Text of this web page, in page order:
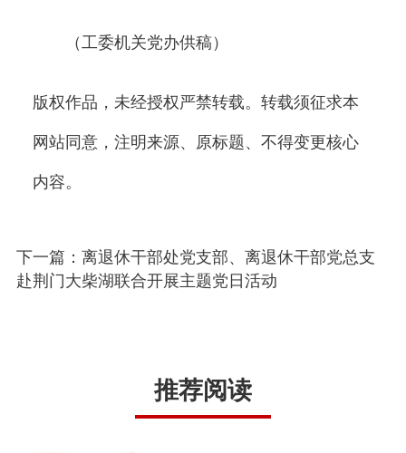
（工委机关党办供稿）
版权作品，未经授权严禁转载。转载须征求本
网站同意，注明来源、原标题、不得变更核心
内容。
下一篇：离退休干部处党支部、离退休干部党总支
赴荆门大柴湖联合开展主题党日活动
推荐阅读